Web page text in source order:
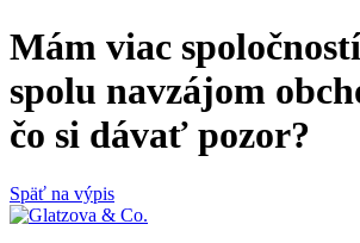
Mám viac
spolu navzájom
čo si dávať pozor?
Späť na výpis